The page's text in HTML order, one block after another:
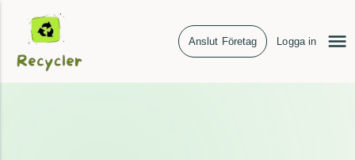
Anslut Företag Logga in